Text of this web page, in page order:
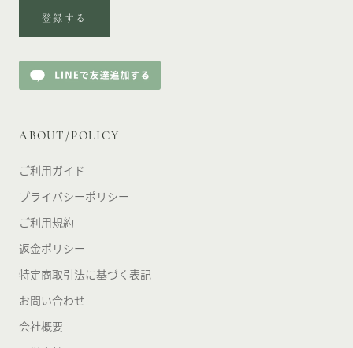
登録する
ABOUT/POLICY
ご利用ガイド
プライバシーポリシー
ご利用規約
返金ポリシー
特定商取引法に基づく表記
お問い合わせ
会社概要